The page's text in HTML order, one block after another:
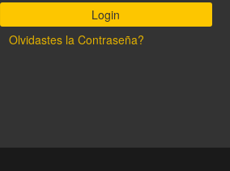
Olvidastes la Contraseña?